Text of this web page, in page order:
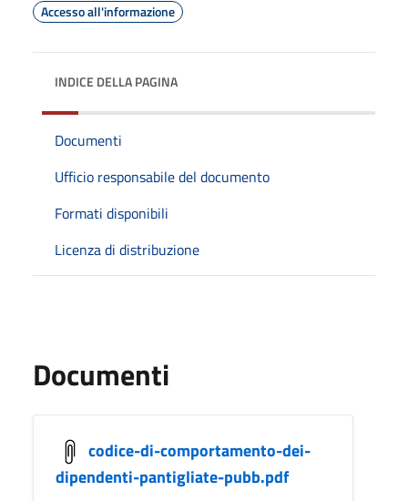
Accesso all'informazione
INDICE DELLA PAGINA
Documenti
Ufficio responsabile del documento
Formati disponibili
Licenza di distribuzione
Documenti
codice-di-comportamento-dei-
dipendenti-pantigliate-pubb.pdf